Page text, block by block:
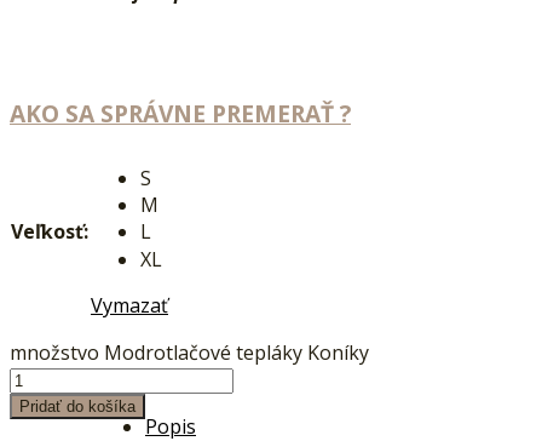
AKO SA SPRÁVNE PREMERAŤ ?
Veľkosť:
S
M
L
XL
Vymazať
množstvo Modrotlačové tepláky Koníky
Pridať do košíka
Popis